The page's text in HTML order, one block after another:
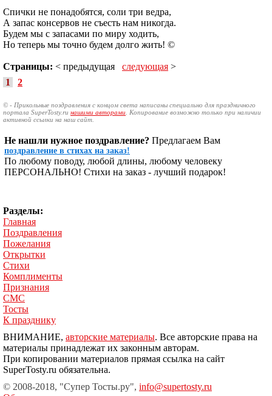
Спички не понадобятся, соли три ведра,
А запас консервов не съесть нам никогда.
Будем мы с запасами по миру ходить,
Но теперь мы точно будем долго жить! ©
Страницы: < предыдущая следующая >
1
2
© - Прикольные поздравления с концом света написаны специально для праздничного
портала SuperTosty.ru нашими авторами . Копирование возможно только при наличии
активной ссылки на наш сайт.
Не нашли нужное поздравление? Предлагаем Вам
поздравление в стихах на заказ!
По любому поводу, любой длины, любому человеку
ПЕРСОНАЛЬНО! Стихи на заказ - лучший подарок!
Разделы:
Главная
Поздравления
Пожелания
Открытки
Стихи
Комплименты
Признания
СМС
Тосты
К празднику
ВНИМАНИЕ, авторские материалы. Все авторские права на
материалы принадлежат их законным авторам.
При копировании материалов прямая ссылка на сайт
SuperTosty.ru обязательна.
© 2008-2018, "Супер Тосты.ру", info@supertosty.ru